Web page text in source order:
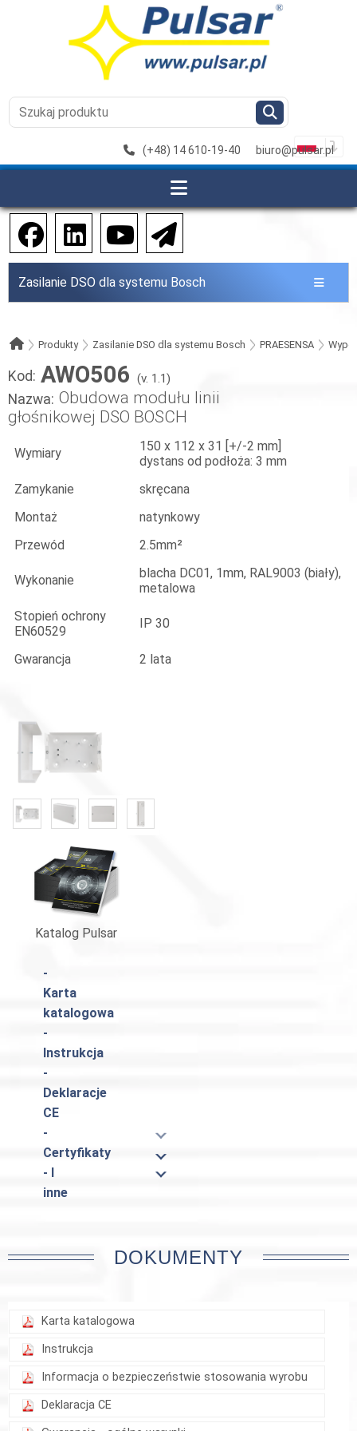
(+48) 14 610-19-40 biuro@pulsar.pl
Zasilanie DSO dla systemu Bosch
Produkty Zasilanie DSO dla systemu Bosch PRAESENSA
Kod: AWO506 (v. 1.1)
Nazwa: Obudowa modułu linii
głośnikowej DSO BOSCH
Wymiary
150 x 112 x 31 [+/-2 mm]
dystans od podłoża: 3 mm
Zamykanie
skręcana
Montaż
natynkowy
Przewód
2.5mm²
Wykonanie
blacha DC01, 1mm, RAL9003 (biały),
metalowa
Stopień ochrony
EN60529
IP 30
Gwarancja 2 lata
Katalog Pulsar
-
Karta
katalogowa
-
Instrukcja
-
Deklaracje
CE
-
Certyfikaty
- I
inne
DOKUMENTY
Karta katalogowa
Instrukcja
Informacja o bezpieczeństwie stosowania wyrobu
Deklaracja CE